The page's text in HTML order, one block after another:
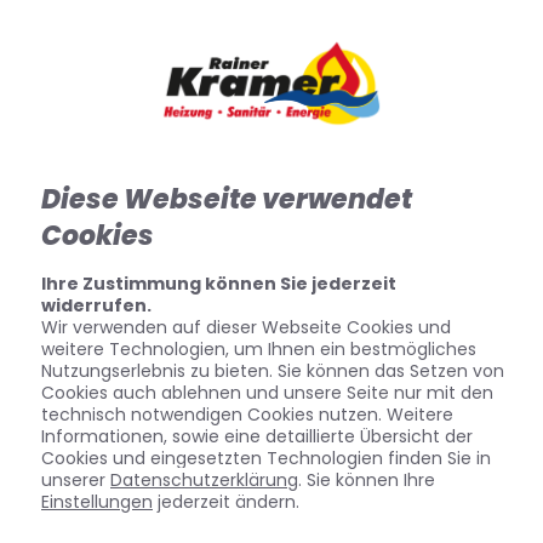
Diese Webseite verwendet
Cookies
Ihre Zustimmung können Sie jederzeit
widerrufen.
Wir verwenden auf dieser Webseite Cookies und
weitere Technologien, um Ihnen ein bestmögliches
Nutzungserlebnis zu bieten. Sie können das Setzen von
Cookies auch ablehnen und unsere Seite nur mit den
technisch notwendigen Cookies nutzen. Weitere
Informationen, sowie eine detaillierte Übersicht der
Cookies und eingesetzten Technologien finden Sie in
unserer Datenschutzerklärung. Sie können Ihre
Einstellungen jederzeit ändern.